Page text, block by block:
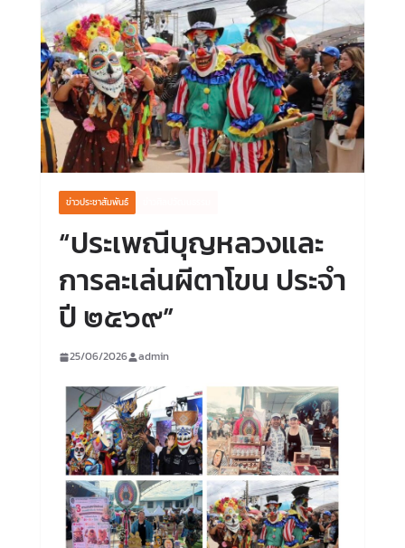
ข่าวประชาสัมพันธ์
“ประเพณีบุญหลวงและ
การละเล่นผีตาโขน ประจำ
ปี ๒๕๖๙”
25/06/2026 admin